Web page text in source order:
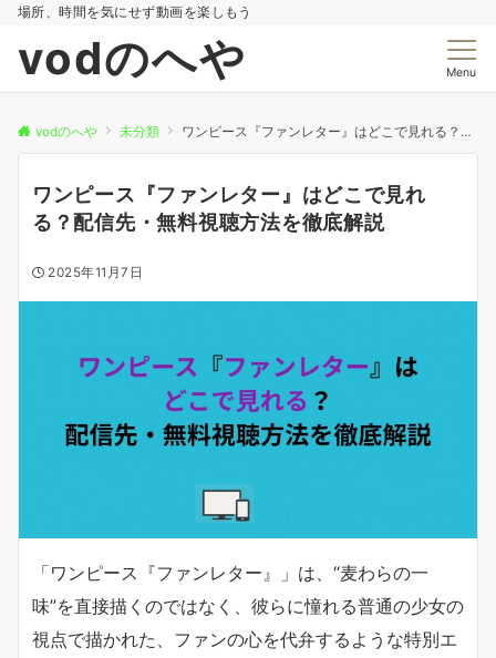
場所、時間を気にせず動画を楽しもう
vodのへや Menu
vodのへや 未分類 ワンピース『ファンレター』はどこで見れる？配信先・無料視聴方法を徹底解説
ワンピース『ファンレター』はどこで見れ
る？配信先・無料視聴方法を徹底解説
2025年11月7日
「ワンピース『ファンレター』」は、“麦わらの一
味”を直接描くのではなく、彼らに憧れる普通の少女の
視点で描かれた、ファンの心を代弁するような特別エ